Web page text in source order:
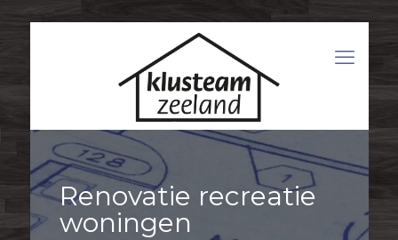
Renovatie recreatie
woningen